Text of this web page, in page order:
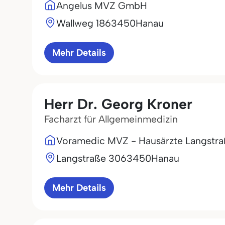
Angelus MVZ GmbH
Wallweg 1863450Hanau
Mehr Details
Herr Dr. Georg Kroner
Facharzt für Allgemeinmedizin
Voramedic MVZ - Hausärzte
Langstraße 3063450Hanau
Mehr Details